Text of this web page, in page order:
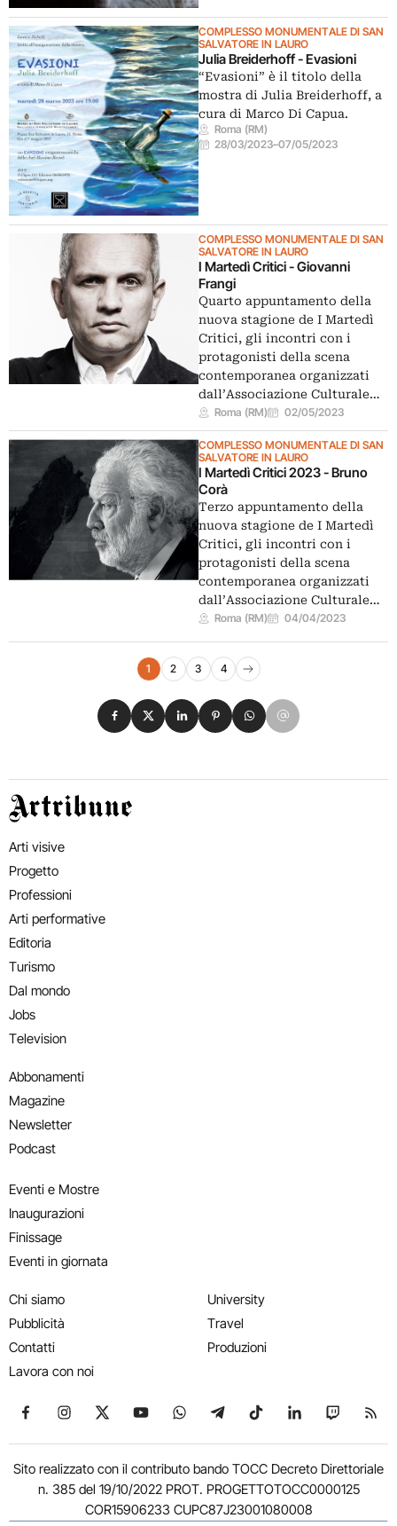
COMPLESSO MONUMENTALE DI SAN
SALVATORE IN LAURO
Julia Breiderhoff - Evasioni
“Evasioni” è il titolo della
mostra di Julia Breiderhoff, a
cura di Marco Di Capua.
Roma (RM)
28/03/2023–07/05/2023
COMPLESSO MONUMENTALE DI SAN
SALVATORE IN LAURO
I Martedì Critici - Giovanni
Frangi
Quarto appuntamento della
nuova stagione de I Martedì
Critici, gli incontri con i
protagonisti della scena
contemporanea organizzati
dall’Associazione Culturale…
Roma (RM) 02/05/2023
COMPLESSO MONUMENTALE DI SAN
SALVATORE IN LAURO
I Martedì Critici 2023 - Bruno
Corà
Terzo appuntamento della
nuova stagione de I Martedì
Critici, gli incontri con i
protagonisti della scena
contemporanea organizzati
dall’Associazione Culturale…
Roma (RM) 04/04/2023
Navigazione eventi
1 2 3 4
Pagina successiva
Condividi su Facebook
Condividi su X
Condividi su LinkedIn
Condividi su Pinterest
Condividi su WhatsApp
Condividi su Email
Artribune
Arti visive
Progetto
Professioni
Arti performative
Editoria
Turismo
Dal mondo
Jobs
Television
Abbonamenti
Magazine
Newsletter
Podcast
Eventi e Mostre
Inaugurazioni
Finissage
Eventi in giornata
Chi siamo
Pubblicità
Contatti
Lavora con noi
University
Travel
Produzioni
Seguici su Facebook
Seguici su Instagram
Seguici su X
Seguici su YouTube
Seguici su WhatsApp
Seguici su Telegram
Seguici su TikTok
Seguici su
Seguici
Sito realizzato con il contributo bando TOCC Decreto Direttoriale
n. 385 del 19/10/2022 PROT. PROGETTOTOCC0000125
COR15906233 CUPC87J23001080008